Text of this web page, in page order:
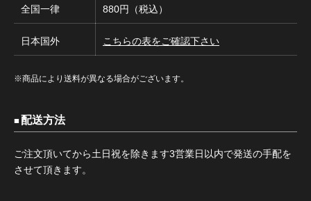
全国一律 880円（税込）
日本国外 こちらの表をご確認下さい
※商品により送料が異なる場合がございます。
配送方法
ご注文頂いてから土日祝を除きます3営業日以内で発送の手配を
させて頂きます。